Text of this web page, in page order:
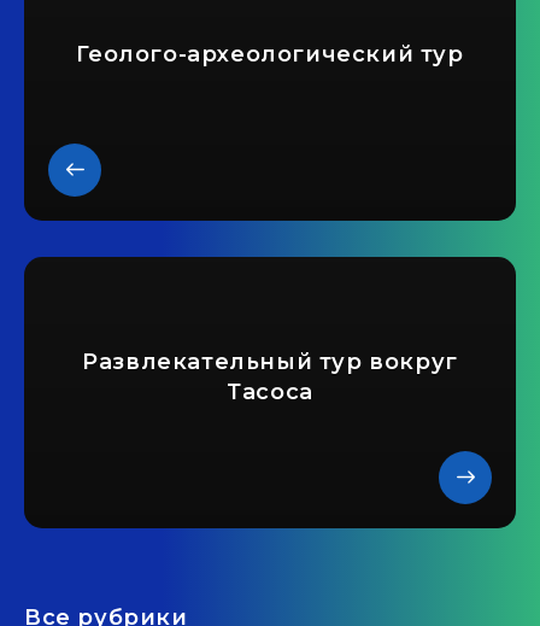
Геолого-археологический тур
Развлекательный тур вокруг
Тасоса
Все рубрики